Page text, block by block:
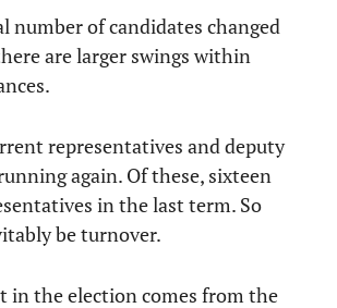
number of candidates changed
are larger swings within
representatives and deputy
again. Of these, sixteen
in the last term. So
be turnover.
in the election comes from the